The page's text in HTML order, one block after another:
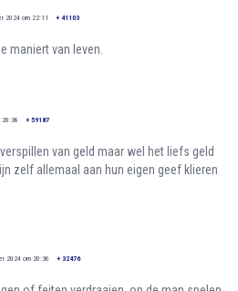
2024 om 22:11 + 41103
maniert van leven.
20:38 + 59187
van geld maar wel het liefs geld
zelf allemaal aan hun eigen geef klieren
2024 om 20:36 + 32476